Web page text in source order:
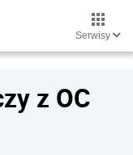
Serwisy
z OC